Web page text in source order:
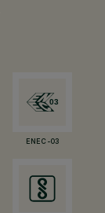
ENEC-03